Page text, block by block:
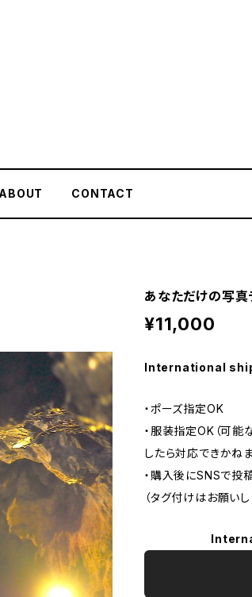
ABOUT CONTACT
あなただけの写真
¥11,000
International
・ポーズ指定OK
・服装指定OK（可能
したら対応できかねま
・購入後にSNSで投
（タグ付けはお願いし